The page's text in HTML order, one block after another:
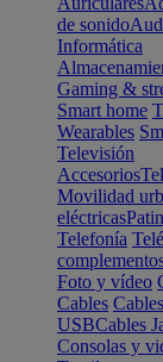
de sonido
Informática
Gaming &
Smart home
Wearables
Televisión
Accesorios
Movilidad
eléctricas
Telefonía
Foto y vídeo
Cables
USBCables
Consolas y